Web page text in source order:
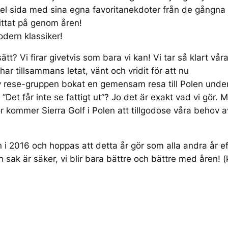
sida med sina egna favoritanekdoter från de
på genom åren!
klassiker!
Vi firar givetvis som bara vi kan! Vi tar så klart
tillsammans letat, vänt och vridit för att nu
gruppen bokat en gemensam resa till Polen
får inte se fattigt ut”? Jo det är exakt vad vi gör.
Sierra Golf i Polen att tillgodose våra behov
2016 och hoppas att detta år gör som alla andra år
sak är säker, vi blir bara bättre och bättre med åren!